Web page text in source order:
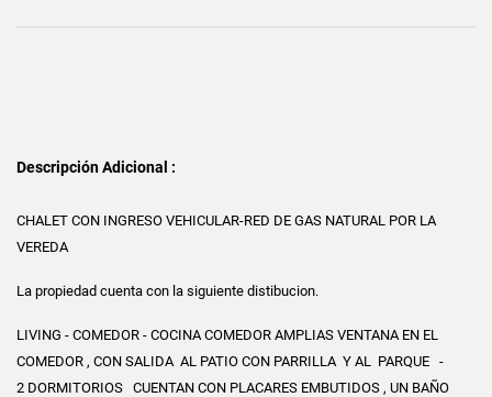
Descripción Adicional :
CHALET CON INGRESO VEHICULAR-RED DE GAS NATURAL POR LA
VEREDA
La propiedad cuenta con la siguiente distibucion.
LIVING - COMEDOR - COCINA COMEDOR AMPLIAS VENTANA EN EL
COMEDOR , CON SALIDA AL PATIO CON PARRILLA Y AL PARQUE -
2 DORMITORIOS CUENTAN CON PLACARES EMBUTIDOS , UN BAÑO